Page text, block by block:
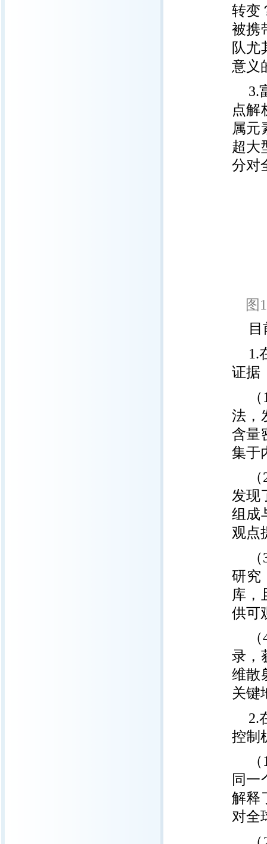
转变
被携
队尤
意义
3.
点解
属元
超大
分对
图
1.
证据
法，
含量
集于
发现
组成
观点
研究
库，
供可
录，
维散
关键
2.
控制
同一
解释
对全